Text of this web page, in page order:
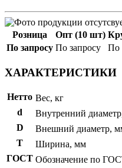
Розница Опт (10 шт)
По запросу По запросу По
ХАРАКТЕРИСТИКИ
Нетто Вес, кг
d
Внутренний
D
Внешний диаметр,
T
Ширина, мм
ГОСТ Обозначение по